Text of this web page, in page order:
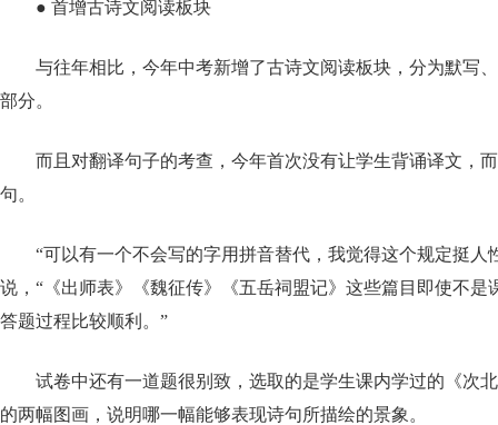
● 首增古诗文阅读板块
与往年相比，今年中考新增了古诗文阅读板块，分为默写
部分。
而且对翻译句子的考查，今年首次没有让学生背诵译文，
句。
“可以有一个不会写的字用拼音替代，我觉得这个规定挺人
说，“《出师表》《魏征传》《五岳祠盟记》这些篇目即使不是
答题过程比较顺利。”
试卷中还有一道题很别致，选取的是学生课内学过的《次
的两幅图画，说明哪一幅能够表现诗句所描绘的景象。